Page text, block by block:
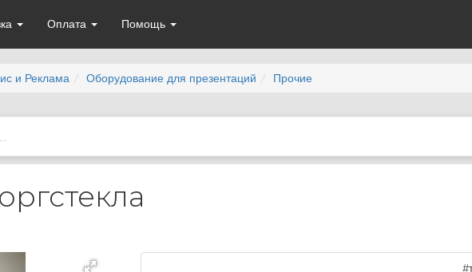
Оплата Помощь
и Реклама Оборудование для презентаций Прочие